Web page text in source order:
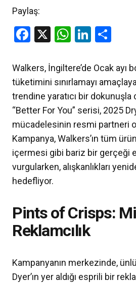
Paylaş:
Facebook
X WhatsApp
Walkers, İngiltere’de Ocak ayı
tüketimini sınırlamayı
trendine yaratıcı bir dokunuşla
“Better For You” serisi, 2025
mücadelesinin resmi partneri
Kampanya, Walkers’ın tüm
içermesi gibi bariz bir gerçeği
vurgularken, alışkanlıkları
hedefliyor.
Pints of Crisps:
Reklamcılık
Kampanyanın merkezinde,
Dyer’ın yer aldığı esprili bir